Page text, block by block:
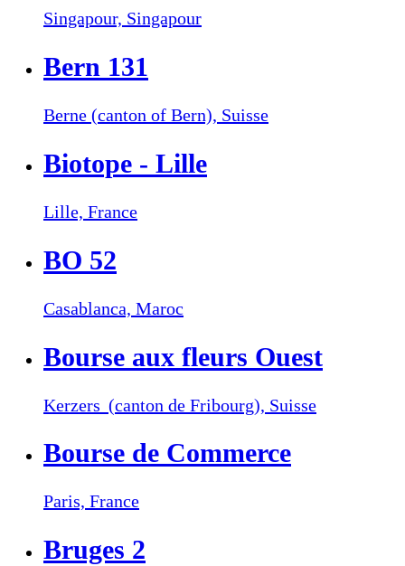
Singapour, Singapour
Bern 131
Berne (canton of Bern), Suisse
Biotope - Lille
Lille, France
BO 52
Casablanca, Maroc
Bourse aux fleurs Ouest
Kerzers (canton de Fribourg), Suisse
Bourse de Commerce
Paris, France
Bruges 2